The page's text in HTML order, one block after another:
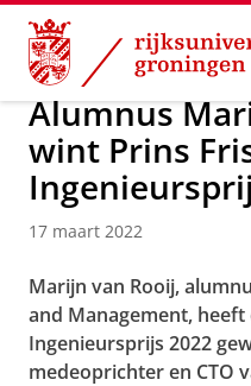
Skip
Content
Skip
Navigation
Over ons Actueel
Alumnus
wint Prins
17 maart 2022
Marijn van Rooij,
and Management, heeft
Ingenieursprijs 2022
medeoprichter en CTO